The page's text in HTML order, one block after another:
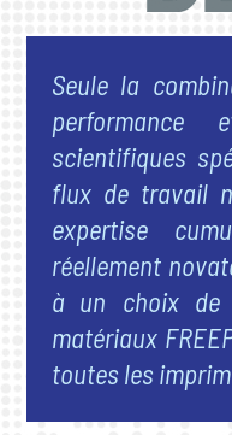
Seule la
performance
scientifiques
flux de travail
expertise
réellement
à un choix de
matériaux
toutes les